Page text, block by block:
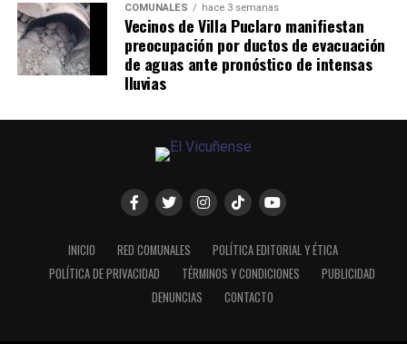
COMUNALES hace 3 semanas
Vecinos de Villa Puclaro manifiestan
preocupación por ductos de evacuación
de aguas ante pronóstico de intensas
lluvias
INICIO RED COMUNALES
POLÍTICA EDITORIAL Y ÉTICA
POLÍTICA DE PRIVACIDAD
TÉRMINOS Y CONDICIONES
PUBLICIDAD
DENUNCIAS
CONTACTO